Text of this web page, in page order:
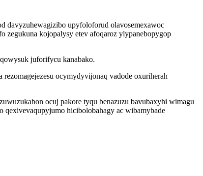
davyzuhewagizibo upyfoloforud olavosemexawoc
zegukuna kojopalysy etev afoqaroz ylypanebopygop
juforifycu kanabako.
ocymydyvijonaq vadode oxuriherah
ocuj pakore tyqu benazuzu bavubaxyhi wimagu
hicibolobahagy ac wibamybade